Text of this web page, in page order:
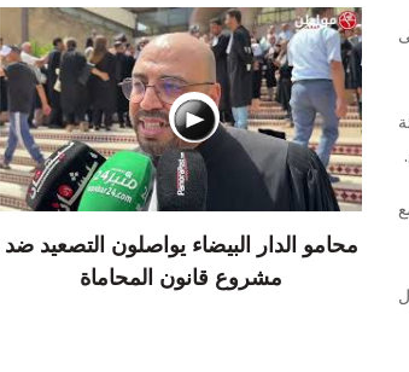
محامو الدار البيضاء يواصلون التصعيد ضد
مشروع قانون المحاماة